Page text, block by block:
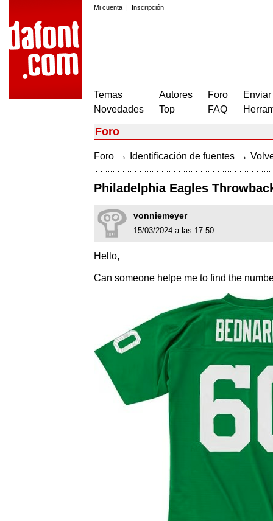
Mi cuenta | Inscripción
Temas
Novedades
Autores
Top
Foro
FAQ
Foro
Foro → Identificación de fuentes →
Philadelphia Eagles
vonniemeyer
15/03/2024 a las 17:50
Hello,
Can someone helpe me to find the